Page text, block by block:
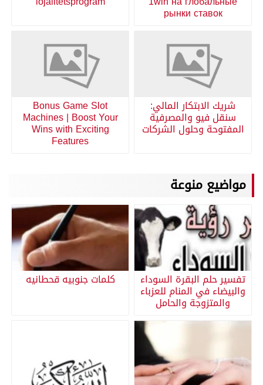
рынки ставок
شريك الابتكار المالي:
سنقل فيو والمصرفية
المفتوحة وحلول الشركات
Bonus Game Slot
Machines | Boost Your
Wins with Exciting
Features
مواضيع منوعة
تفسير حلم البقرة السوداء
والبيضاء في المنام للعزباء
والمتزوجة والحامل
كلمات جنوبيه قحطانيه